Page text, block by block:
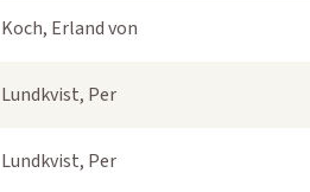
Koch, Erland von
Lundkvist, Per
Lundkvist, Per